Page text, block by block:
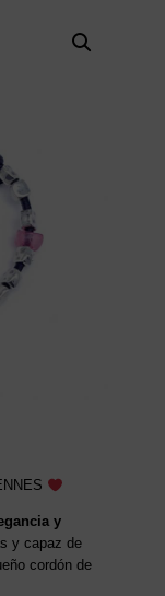
y
y capaz de
cordón de